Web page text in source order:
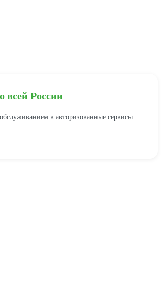
всей России
в авторизованные сервисы